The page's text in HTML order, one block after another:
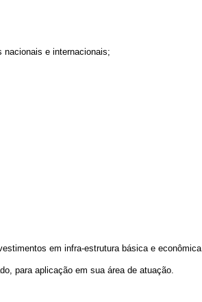
nacionais e internacionais;
em infra-estrutura básica e econômica.
para aplicação em sua área de atuação.